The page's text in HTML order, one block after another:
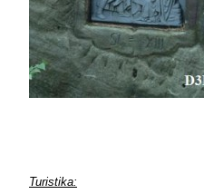
Turistika: